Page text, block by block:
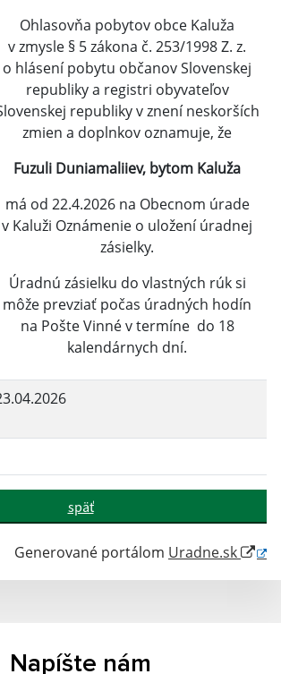
Ohlasovňa pobytov obce Kaluža
v zmysle § 5 zákona č. 253/1998 Z. z.
o hlásení pobytu občanov Slovenskej
republiky a registri obyvateľov
republiky v znení neskorších
zmien a doplnkov oznamuje, že
Fuzuli Duniamaliiev, bytom Kaluža
má od 22.4.2026 na Obecnom úrade
v Kaluži Oznámenie o uložení úradnej
zásielky.
Úradnú zásielku do vlastných rúk si
môže prevziať počas úradných hodín
na Pošte Vinné v termíne do 18
kalendárnych dní.
späť
Generované portálom Uradne.sk
Napíšte nám